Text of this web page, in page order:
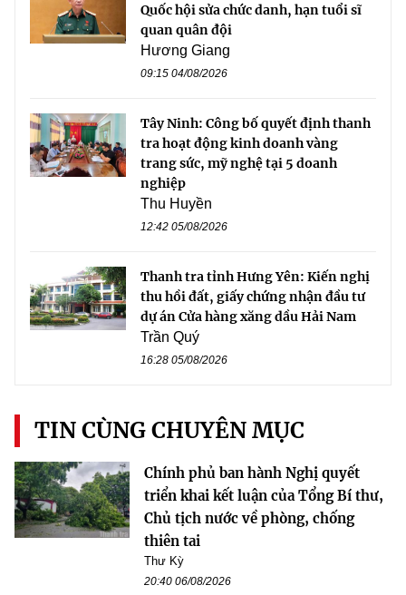
Quốc hội sửa chức danh, hạn tuổi sĩ
quan quân đội
Hương Giang
09:15 04/08/2026
Tây Ninh: Công bố quyết định thanh
tra hoạt động kinh doanh vàng
trang sức, mỹ nghệ tại 5 doanh
nghiệp
Thu Huyền
12:42 05/08/2026
Thanh tra tỉnh Hưng Yên: Kiến nghị
thu hồi đất, giấy chứng nhận đầu tư
dự án Cửa hàng xăng dầu Hải Nam
Trần Quý
16:28 05/08/2026
TIN CÙNG CHUYÊN MỤC
Chính phủ ban hành Nghị quyết
triển khai kết luận của Tổng Bí thư,
Chủ tịch nước về phòng, chống
thiên tai
Thư Kỳ
20:40 06/08/2026